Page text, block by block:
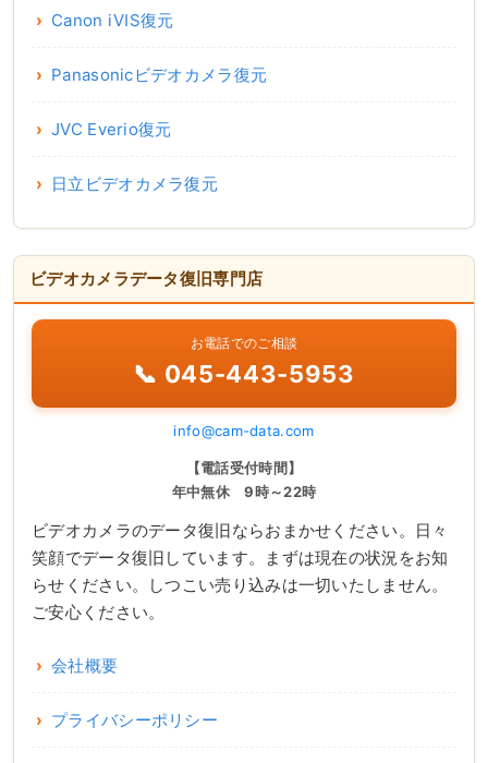
Canon iVIS復元
Panasonicビデオカメラ復元
JVC Everio復元
日立ビデオカメラ復元
ビデオカメラデータ復旧専門店
お電話でのご相談
📞 045-443-5953
info@cam-data.com
【電話受付時間】
年中無休 9時～22時
ビデオカメラのデータ復旧ならおまかせください。日々
笑顔でデータ復旧しています。まずは現在の状況をお知
らせください。しつこい売り込みは一切いたしません。
ご安心ください。
会社概要
プライバシーポリシー